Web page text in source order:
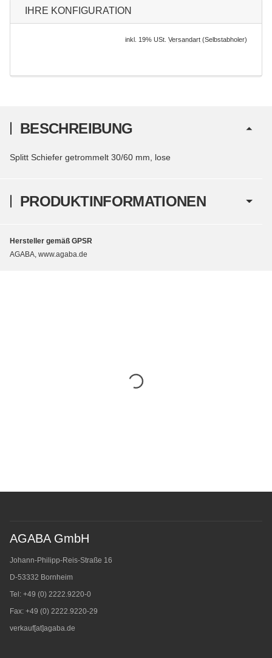
IHRE KONFIGURATION
inkl. 19% USt. Versandart (Selbstabholer)
PRODUKTINFORMATIONEN
BESCHREIBUNG
Splitt Schiefer getrommelt 30/60 mm, lose
Hersteller gemäß GPSR
AGABA, www.agaba.de
AGABA GmbH
Johann-Philipp-Reis-Straße 16
D-53332 Bornheim
Tel: +49 (0) 2222.9220-0
Fax: +49 (0) 2222.9220-29
verkauf[at]agaba.de